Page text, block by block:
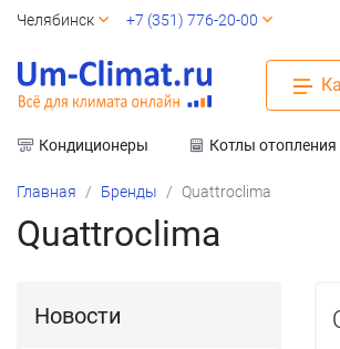
Кондиционеры Котлы отопления
Челябинск +7 (351) 776-20-00
Главная Бренды Quattroclima
Quattroclima
Новости